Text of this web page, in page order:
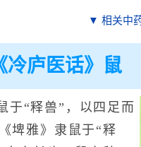
▼ 相关中
冷庐医话》鼠
于“释兽”，以四足而
埤雅》隶鼠于“释